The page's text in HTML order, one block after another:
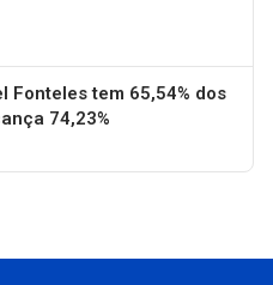
Fonteles tem 65,54% dos
74,23%